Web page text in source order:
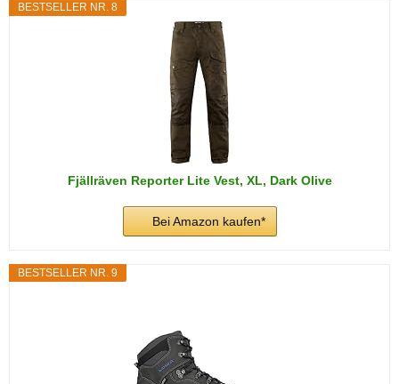
BESTSELLER NR. 8
Fjällräven Reporter Lite Vest, XL, Dark Olive
Bei Amazon kaufen*
BESTSELLER NR. 9